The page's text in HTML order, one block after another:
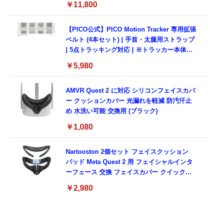
￥11,800
【PICO公式】PICO Motion Tracker 専用拡張
ベルト (4本セット) | 手首・太腿用ストラップ
| 5点トラッキング対応 | ※トラッカー本体別
￥5,980
AMVR Quest 2 に対応 シリコンフェイスカバ
ー クッションカバー 光漏れを軽減 防汚汗止
め 水洗い可能 交換用 (ブラック)
￥1,080
Nartooston 2個セット フェイスクッション
パッド Meta Quest 2 用 フェイシャルインタ
ーフェース 交換 フェイスカバー クイックリ
ッド フォーム クッション VR ヘッドセット
￥2,980